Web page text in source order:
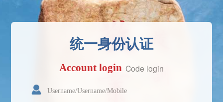
统一身份认证
Account login Code login